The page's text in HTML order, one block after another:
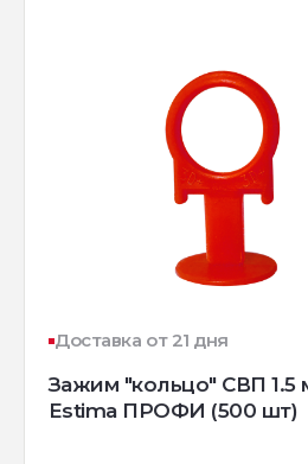
Доставка от 21 дня
Зажим "кольцо" СВП 1.5
Estima ПРОФИ (500 шт)